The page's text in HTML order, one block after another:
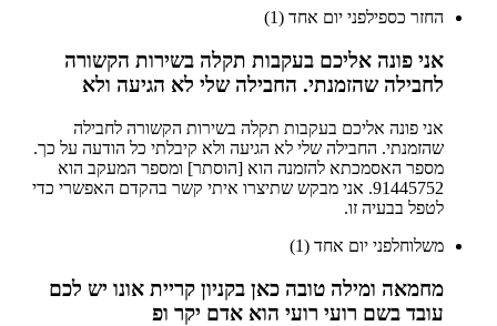
החזר כספילפני יום אחד (1)
אני פונה אליכם בעקבות תקלה בשירות הקשורה
לחבילה שהזמנתי. החבילה שלי לא הגיעה ולא
אני פונה אליכם בעקבות תקלה בשירות הקשורה לחבילה
שהזמנתי. החבילה שלי לא הגיעה ולא קיבלתי כל הודעה על כך.
מספר האסמכתא להזמנה הוא [הוסתר] ומספר המעקב הוא
91445752. אני מבקש שתיצרו איתי קשר בהקדם האפשרי כדי
לטפל בבעיה זו.
משלוחלפני יום אחד (1)
מחמאה ומילה טובה כאן בקניון קריית אונו יש לכם
עובד בשם רועי רועי הוא אדם יקר ופ